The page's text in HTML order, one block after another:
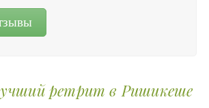
ретрит в Ришикеше